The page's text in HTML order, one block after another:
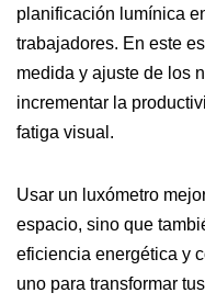
planificación lumínica
trabajadores. En este
medida y ajuste de los
incrementar la
fatiga visual.
Usar un luxómetro
espacio, sino que
eficiencia energética y
uno para transformar